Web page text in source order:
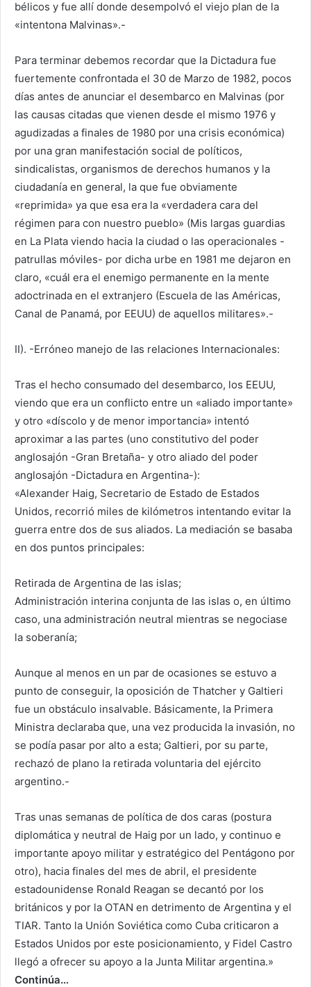
bélicos y fue allí donde desempolvó el viejo plan de la
«intentona Malvinas».-
Para terminar debemos recordar que la Dictadura fue
fuertemente confrontada el 30 de Marzo de 1982, pocos
días antes de anunciar el desembarco en Malvinas (por
las causas citadas que vienen desde el mismo 1976 y
agudizadas a finales de 1980 por una crisis económica)
por una gran manifestación social de políticos,
sindicalistas, organismos de derechos humanos y la
ciudadanía en general, la que fue obviamente
«reprimida» ya que esa era la «verdadera cara del
régimen para con nuestro pueblo» (Mis largas guardias
en La Plata viendo hacia la ciudad o las operacionales -
patrullas móviles- por dicha urbe en 1981 me dejaron en
claro, «cuál era el enemigo permanente en la mente
adoctrinada en el extranjero (Escuela de las Américas,
Canal de Panamá, por EEUU) de aquellos militares».-
II). -Erróneo manejo de las relaciones Internacionales:
Tras el hecho consumado del desembarco, los EEUU,
viendo que era un conflicto entre un «aliado importante»
y otro «díscolo y de menor importancia» intentó
aproximar a las partes (uno constitutivo del poder
anglosajón -Gran Bretaña- y otro aliado del poder
anglosajón -Dictadura en Argentina-):
«Alexander Haig, Secretario de Estado de Estados
Unidos, recorrió miles de kilómetros intentando evitar la
guerra entre dos de sus aliados. La mediación se basaba
en dos puntos principales:
Retirada de Argentina de las islas;
Administración interina conjunta de las islas o, en último
caso, una administración neutral mientras se negociase
la soberanía;
Aunque al menos en un par de ocasiones se estuvo a
punto de conseguir, la oposición de Thatcher y Galtieri
fue un obstáculo insalvable. Básicamente, la Primera
Ministra declaraba que, una vez producida la invasión, no
se podía pasar por alto a esta; Galtieri, por su parte,
rechazó de plano la retirada voluntaria del ejército
argentino.-
Tras unas semanas de política de dos caras (postura
diplomática y neutral de Haig por un lado, y continuo e
importante apoyo militar y estratégico del Pentágono por
otro), hacia finales del mes de abril, el presidente
estadounidense Ronald Reagan se decantó por los
británicos y por la OTAN en detrimento de Argentina y el
TIAR. Tanto la Unión Soviética como Cuba criticaron a
Estados Unidos por este posicionamiento, y Fidel Castro
llegó a ofrecer su apoyo a la Junta Militar argentina.»
Continúa…